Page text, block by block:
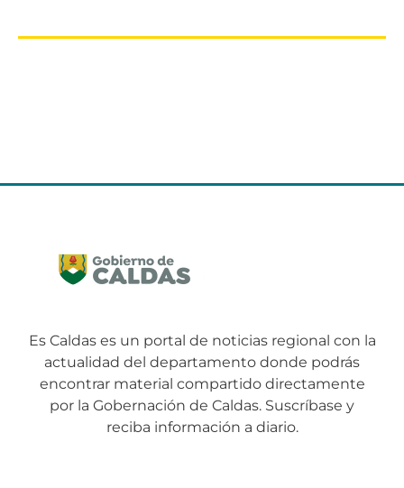
Es Caldas es un portal de noticias regional con la
actualidad del departamento donde podrás
encontrar material compartido directamente
por la Gobernación de Caldas. Suscríbase y
reciba información a diario.